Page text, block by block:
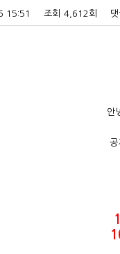
15:51 조회 4,612회
안
공